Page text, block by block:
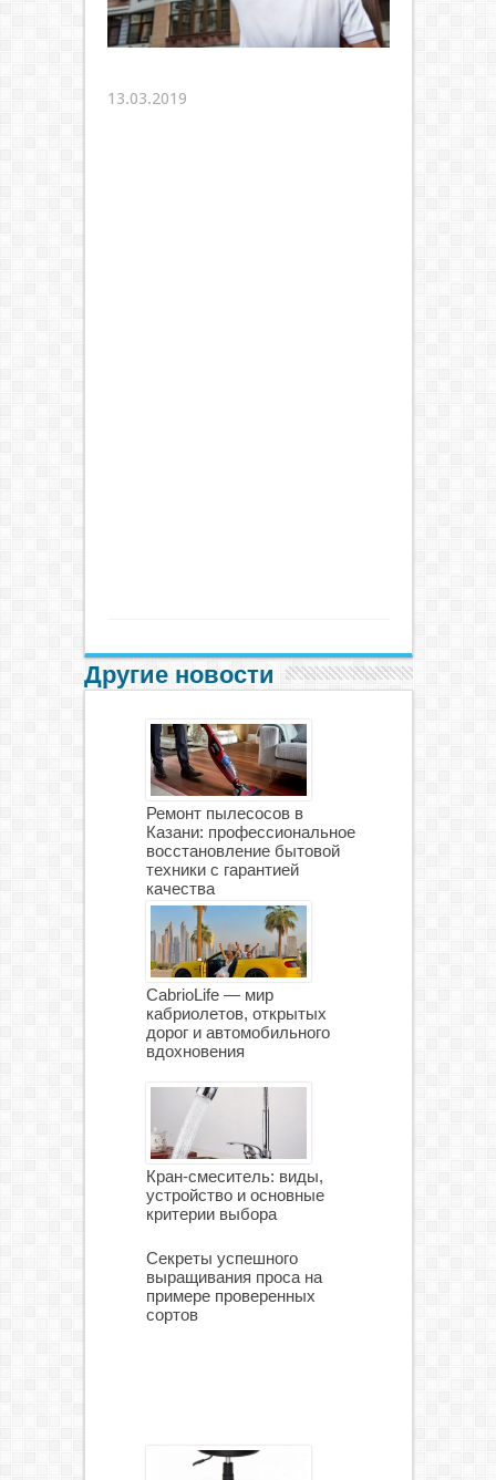
13.03.2019
Другие новости
Ремонт пылесосов в
Казани: профессиональное
восстановление бытовой
техники с гарантией
качества
CabrioLife — мир
кабриолетов, открытых
дорог и автомобильного
вдохновения
Кран-смеситель: виды,
устройство и основные
критерии выбора
Секреты успешного
выращивания проса на
примере проверенных
сортов